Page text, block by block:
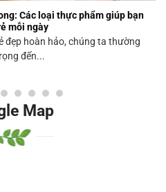
Các loại thực phẩm giúp bạn
mỗi ngày
đẹp hoàn hảo, chúng ta thường
đến...
Map